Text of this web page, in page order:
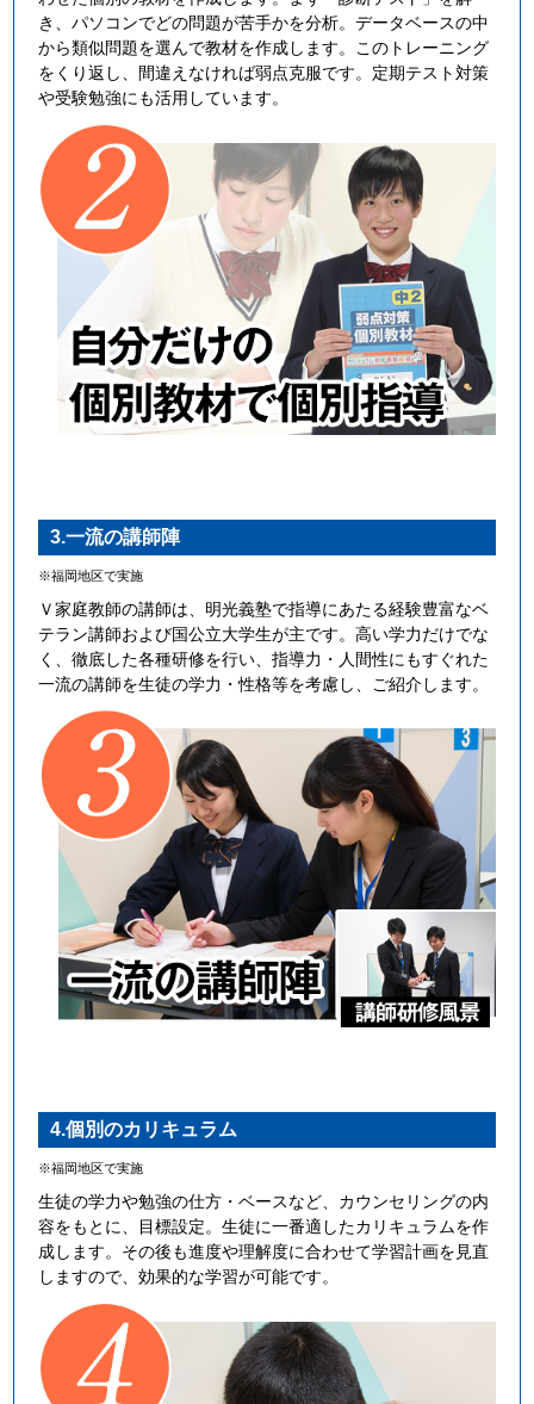
き、パソコンでどの問題が苦手かを分析。データベースの中
から類似問題を選んで教材を作成します。このトレーニング
をくり返し、間違えなければ弱点克服です。定期テスト対策
や受験勉強にも活用しています。
3.一流の講師陣
※福岡地区で実施
Ｖ家庭教師の講師は、明光義塾で指導にあたる経験豊富なベ
テラン講師および国公立大学生が主です。高い学力だけでな
く、徹底した各種研修を行い、指導力・人間性にもすぐれた
一流の講師を生徒の学力・性格等を考慮し、ご紹介します。
4.個別のカリキュラム
※福岡地区で実施
生徒の学力や勉強の仕方・ベースなど、カウンセリングの内
容をもとに、目標設定。生徒に一番適したカリキュラムを作
成します。その後も進度や理解度に合わせて学習計画を見直
しますので、効果的な学習が可能です。